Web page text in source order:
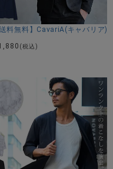
【キャバリア】しじ
ット。
、大人の品格を引き立
やデートなど幅広いシ
チ裏フリースジップパーカー/全
送料無料】CavariA(キャバリア
(税込)